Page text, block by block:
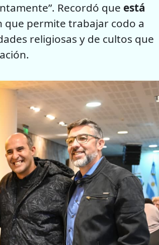
Recordó que está
que permite trabajar codo a
religiosas y de cultos que